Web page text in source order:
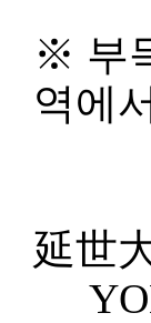
※ 부
역에
延世